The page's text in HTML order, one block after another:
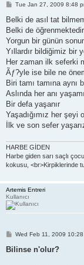
P
s
Tue Jan 27, 2009 8:48
Belki de asıl tat
Belki de
Yorgun bir günün
Yıllardır bildiğimiz bir
Her zaman ilk seferki
Ãƒ?yle ise bile ne
Biri tamı tamına aynı
Aslında her anı
Bir defa yaşanır
Yaşadığımız her şeyi
İlk ve son sefer
HARBE GİDEN
Harbe giden sarı saçlı
kokusu, <br>Kirpiklerinde
Artemis Entreri
Kullanıcı
P
s
Wed Feb 11, 2009
Bilinse n'olur?